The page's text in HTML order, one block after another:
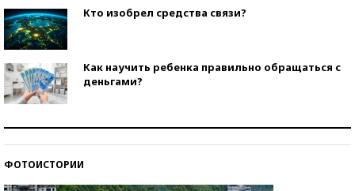
Кто изобрел средства связи?
Как научить ребенка правильно обращаться с
деньгами?
ФОТОИСТОРИИ